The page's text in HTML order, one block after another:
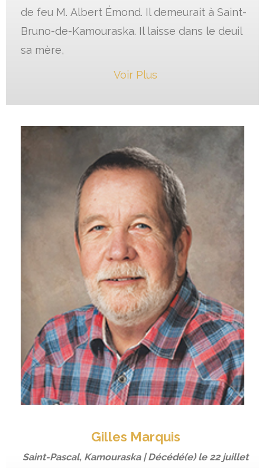
de feu M. Albert Émond. Il demeurait à Saint-
Bruno-de-Kamouraska. Il laisse dans le deuil
sa mère,
Voir Plus
Gilles Marquis
Saint-Pascal, Kamouraska | Décédé(e) le22 juillet